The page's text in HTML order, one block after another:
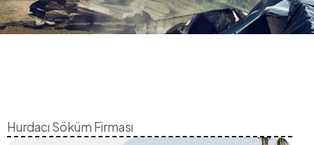
Hurdacı Söküm Firması